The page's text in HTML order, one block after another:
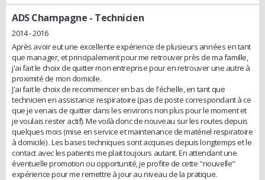
ADS Champagne - Technicien
2014 - 2016
Après avoir eut une excellente expérience de plusieurs années en tant
que manager, et principalement pour me retrouver près de ma famille,
j'ai fait le choix de quitter mon entreprise pour en retrouver une autre à
proximité de mon domicile.
J'ai fait le choix de recommencer en bas de l'échelle, en tant que
technicien en assistance respiratoire (pas de poste correspondant à ce
que je venais de quitter dans les environs non plus pour le moment et
je voulais rester actif). Me voilà donc de nouveau sur les routes depuis
quelques mois (mise en service et maintenance de matériel respiratoire
à domicile) . Les bases techniques sont acquises depuis longtemps et le
contact avec les patients me plait toujours autant. En attendant une
éventuelle promotion ou opportunité, je profite de cette "nouvelle"
expérience pour me remettre à jour au niveau de la pratique.